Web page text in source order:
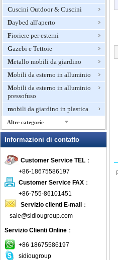
Cuscini Outdoor & Cuscini
Daybed all'aperto
Fioriere per esterni
Gazebi e Tettoie
Metallo mobili da giardino
Mobili da esterno in alluminio
Mobili da esterno in alluminio
pressofuso
mobili da giardino in plastica
Altre categorie
Mobili da giardino in rattan
Mobili di bambù per esterni
Mobili di lusso per esterni
mobili in legno per esterni
Mobili in teak
Mosaico mobili da giardino
Panche invasatura
Panchina da giardino
Patio Set
Pits fuoco all'aperto
Informazioni di contatto
Customer Service TEL ：
+86-18675586197
Customer Service FAX ：
+86-755-86101451
Servizio clienti E-mail ：
sale@sidiougroup.com
Servizio Clienti Online ：
+86 18675586197
sidiougroup